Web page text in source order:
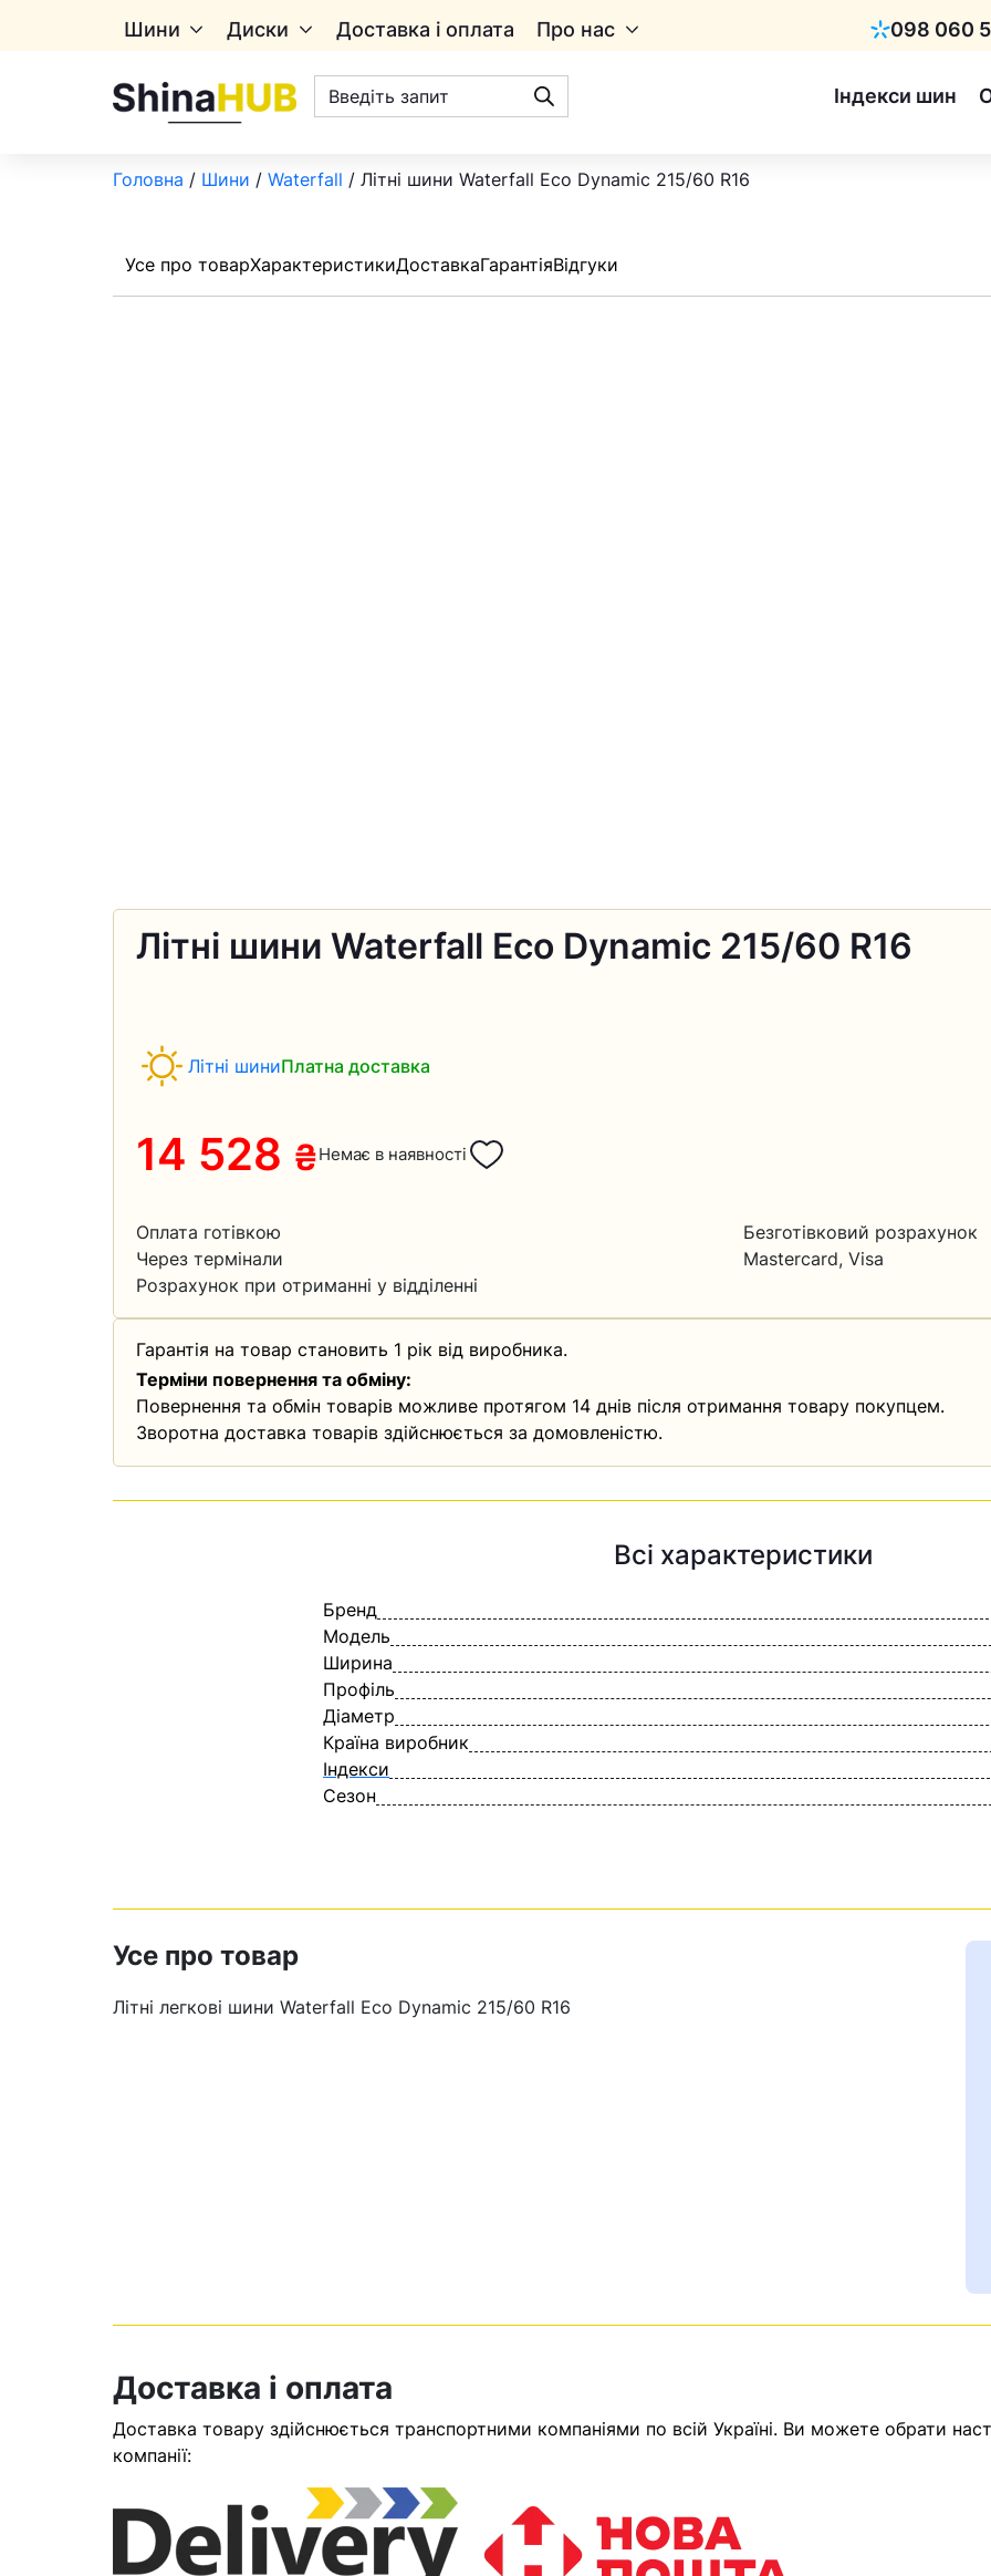
Шини Диски Доставка і оплата Про нас 098 060
Київстар
Пошук
товарів
Індекси шин
У кошику немає товарів.
Оператор зв’яжеться з
найближчим часом
Головна / Шини / Waterfall / Літні шини Waterfall Eco Dynamic 215/60 R16
Усе про товарХарактеристикиДоставкаГарантіяВідгуки
Літні шини Waterfall Eco Dynamic 215/60 R16
Літні шиниПлатна доставка
14 528 ₴Немає в наявності
Оплата готівкою
Безготівковий розрахунок
Через термінали
Mastercard, Visa
Розрахунок при отриманні у відділенні
Гарантія на товар становить 1 рік від виробника.
Терміни повернення та обміну:
Повернення та обмін товарів можливе протягом 14 днів після отримання товару покупцем.
Зворотна доставка товарів здійснюється за домовленістю.
Всі характеристики
Бренд
Модель
Ширина
Профіль
Діаметр
Країна виробник
Індекси
Сезон
Усе про товар
Літні легкові шини Waterfall Eco Dynamic 215/60 R16
Доставка і оплата
Доставка товару здійснюється транспортними компаніями по всій Україні. Ви можете обрати
компанії: